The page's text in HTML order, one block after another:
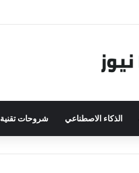
الذكاء الاصطناعي شروحات تقنية